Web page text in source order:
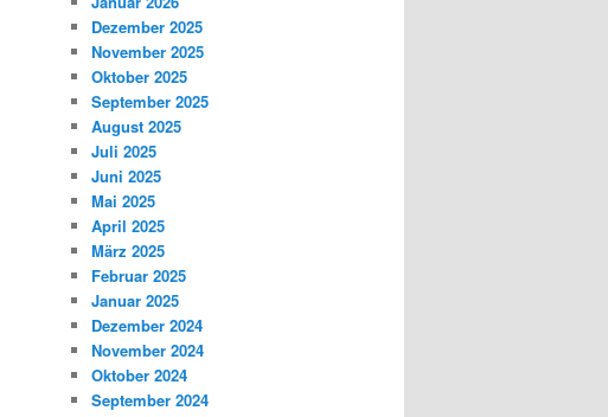
Dezember 2025
November 2025
Oktober 2025
September 2025
August 2025
Juli 2025
Juni 2025
Mai 2025
April 2025
März 2025
Februar 2025
Januar 2025
Dezember 2024
November 2024
Oktober 2024
September 2024